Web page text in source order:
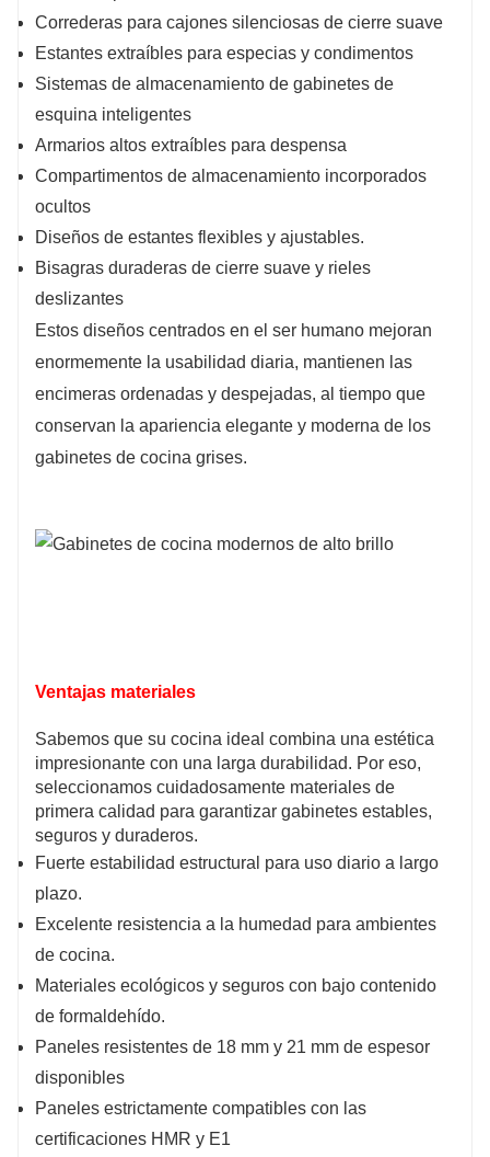
Correderas para cajones silenciosas de cierre suave
Estantes extraíbles para especias y condimentos
Sistemas de almacenamiento de gabinetes de
esquina inteligentes
Armarios altos extraíbles para despensa
Compartimentos de almacenamiento incorporados
ocultos
Diseños de estantes flexibles y ajustables.
Bisagras duraderas de cierre suave y rieles
deslizantes
Estos diseños centrados en el ser humano mejoran
enormemente la usabilidad diaria, mantienen las
encimeras ordenadas y despejadas, al tiempo que
conservan la apariencia elegante y moderna de los
gabinetes de cocina grises.
Ventajas materiales
Sabemos que su cocina ideal combina una estética
impresionante con una larga durabilidad. Por eso,
seleccionamos cuidadosamente materiales de
primera calidad para garantizar gabinetes estables,
seguros y duraderos.
Fuerte estabilidad estructural para uso diario a largo
plazo.
Excelente resistencia a la humedad para ambientes
de cocina.
Materiales ecológicos y seguros con bajo contenido
de formaldehído.
Paneles resistentes de 18 mm y 21 mm de espesor
disponibles
Paneles estrictamente compatibles con las
certificaciones HMR y E1